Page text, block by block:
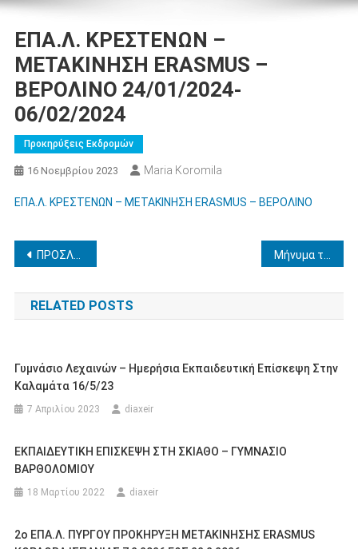
ΕΠΑ.Λ. ΚΡΕΣΤΕΝΩΝ –
ΜΕΤΑΚΙΝΗΣΗ ERASMUS –
ΒΕΡΟΛΙΝΟ 24/01/2024-
06/02/2024
Προκηρύξεις Εκδρομών
16 Νοεμβρίου 2023 Maria Koromila
ΕΠΑ.Λ. ΚΡΕΣΤΕΝΩΝ – ΜΕΤΑΚΙΝΗΣΗ ERASMUS – ΒΕΡΟΛΙΝΟ
Πλοήγηση
άρθρων
ΠΡΟΣΛΗΨΗ ΑΝΑΠΛΗΡΩΤΩΝ ΚΛΑΔΩΝ ΠΕ23-ΠΕ30 ΕΕΠ
RELATED POSTS
Γυμνάσιο Λεχαινών – Ημερήσια Εκπαιδευτική Επίσκεψη Στην
Καλαμάτα 16/5/23
7 Απριλίου 2023 diaxeir
ΕΚΠΑΙΔΕΥΤΙΚΗ ΕΠΙΣΚΕΨΗ ΣΤΗ ΣΚΙΑΘΟ – ΓΥΜΝΑΣΙΟ
ΒΑΡΘΟΛΟΜΙΟΥ
18 Μαρτίου 2022 diaxeir
2ο ΕΠΑ.Λ. ΠΥΡΓΟΥ ΠΡΟΚΗΡΥΞΗ ΜΕΤΑΚΙΝΗΣΗΣ ERASMUS